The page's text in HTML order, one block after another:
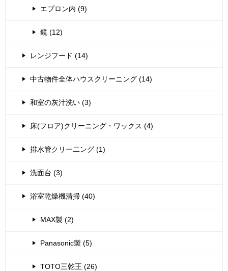
エプロン内 (9)
鏡 (12)
レンジフード (14)
中古物件全体ハウスクリーニング (14)
和室の灰汁洗い (3)
床(フロア)クリーニング・ワックス (4)
排水管クリー二ング (1)
洗面台 (3)
浴室乾燥機清掃 (40)
MAX製 (2)
Panasonic製 (5)
TOTO三乾王 (26)